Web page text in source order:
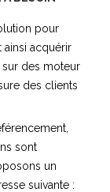
pour
ainsi acquérir
des moteur
des clients
sont
un
suivante :